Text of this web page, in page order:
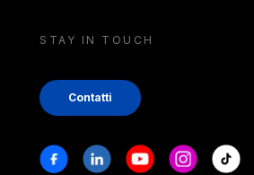
STAY IN TOUCH
Contatti
Stay in touch
FacebookLinkedinYoutubeInstagram
Tiktok